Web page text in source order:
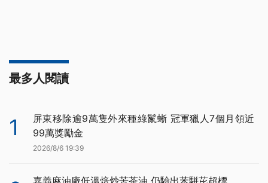
最多人閱讀
1
屏東移除逾9萬隻外來種綠鬣蜥 冠軍獵人7個月領近
99萬獎勵金
2026/8/6 19:39